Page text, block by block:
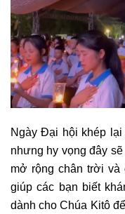
Ngày Đại hội khép
nhưng hy vọng đây
mở rộng chân trời và
giúp các bạn biết
dành cho Chúa Kitô